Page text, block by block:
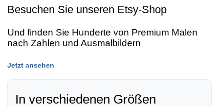
Besuchen Sie unseren Etsy-Shop
Und finden Sie Hunderte von Premium Malen
nach Zahlen und Ausmalbildern
Jetzt ansehen
In verschiedenen Größen